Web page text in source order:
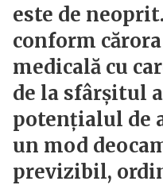
este de
conform
medicală cu
de la sfârșitul
potențialul de
un mod
previzibil,